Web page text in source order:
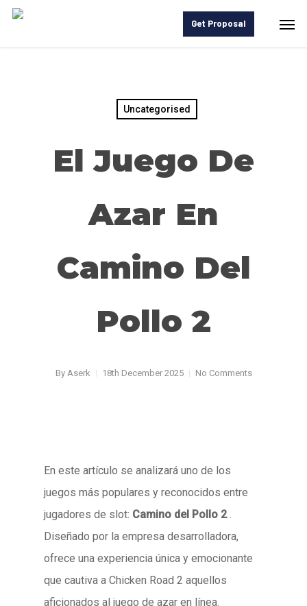
Skip
Get Proposal
Uncategorised
El Juego De
Azar En
Camino Del
Pollo 2
By Aserk 18th December 2025 No Comments
En este artículo se analizará uno de los
juegos más populares y reconocidos entre
jugadores de slot: Camino del Pollo 2.
Diseñado por la empresa desarrolladora,
ofrece una experiencia única y emocionante
que cautiva a Chicken Road 2 aquellos
aficionados al juego de azar en línea.